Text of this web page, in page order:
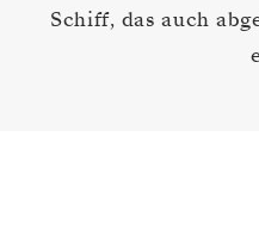
Schiff, das auch